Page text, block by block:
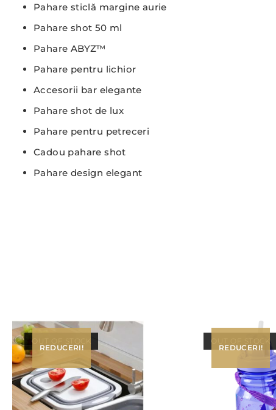
Pahare sticlă margine aurie
Pahare shot 50 ml
Pahare ABYZ™
Pahare pentru lichior
Accesorii bar elegante
Pahare shot de lux
Pahare pentru petreceri
Cadou pahare shot
Pahare design elegant
OUT OF STOCK
REDUCERI!
OUT OF STOCK
REDUCERI!